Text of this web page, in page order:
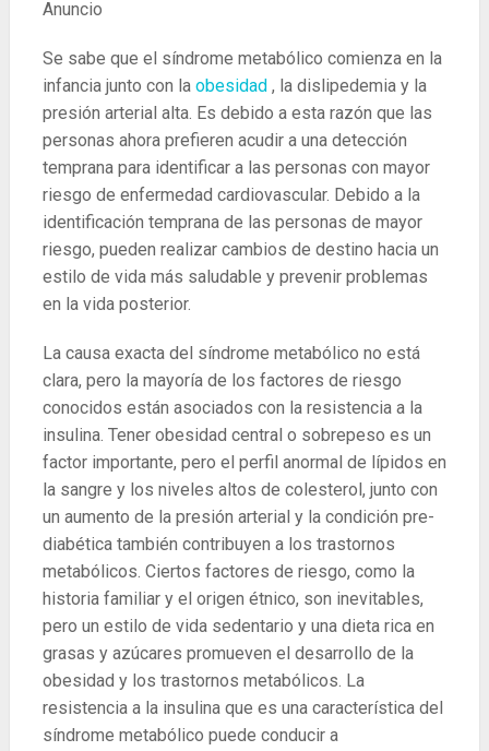
Anuncio
Se sabe que el síndrome metabólico comienza en la
infancia junto con la obesidad, la dislipedemia y la
presión arterial alta. Es debido a esta razón que las
personas ahora prefieren acudir a una detección
temprana para identificar a las personas con mayor
riesgo de enfermedad cardiovascular. Debido a la
identificación temprana de las personas de mayor
riesgo, pueden realizar cambios de destino hacia un
estilo de vida más saludable y prevenir problemas
en la vida posterior.
La causa exacta del síndrome metabólico no está
clara, pero la mayoría de los factores de riesgo
conocidos están asociados con la resistencia a la
insulina. Tener obesidad central o sobrepeso es un
factor importante, pero el perfil anormal de lípidos en
la sangre y los niveles altos de colesterol, junto con
un aumento de la presión arterial y la condición pre-
diabética también contribuyen a los trastornos
metabólicos. Ciertos factores de riesgo, como la
historia familiar y el origen étnico, son inevitables,
pero un estilo de vida sedentario y una dieta rica en
grasas y azúcares promueven el desarrollo de la
obesidad y los trastornos metabólicos. La
resistencia a la insulina que es una característica del
síndrome metabólico puede conducir a